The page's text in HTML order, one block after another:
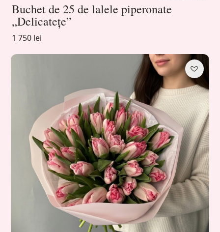
Buchet de 25 de lalele piperonate
„Delicatețe”
1 750 lei